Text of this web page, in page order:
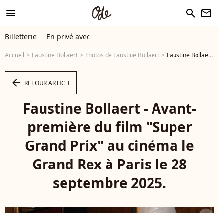
menu search newsletter
Billetterie En privé avec
Accueil Faustine Bollaert Photos de Faustine Bollaert Faustine Bollaert - Avant-première du film "Super Grand Prix" au cinéma le Grand Rex à Paris le 28 septembre 2025. © Coadic Guirec/Bestimage - Photo
arrow_left RETOUR ARTICLE
Faustine Bollaert - Avant-
première du film "Super
Grand Prix" au cinéma le
Grand Rex à Paris le 28
septembre 2025.